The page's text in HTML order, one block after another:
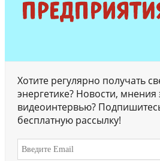
Хотите регулярно получать
энергетике? Новости, мнения
видеоинтервью?
бесплатную рассылку!